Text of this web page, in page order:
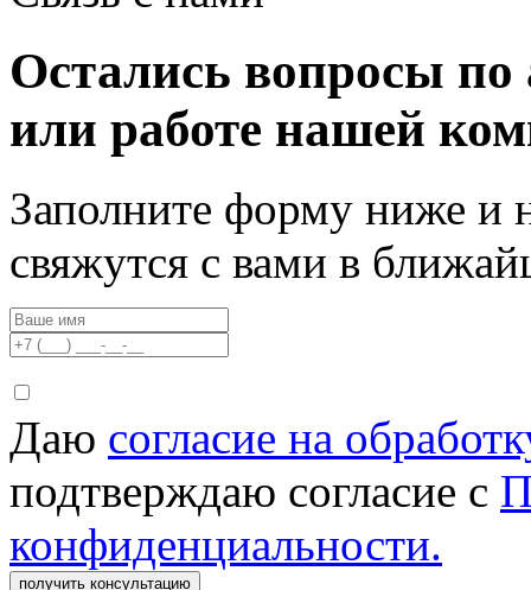
Остались вопросы по
или работе нашей
Заполните форму ниже и
свяжутся с вами в
Даю согласие на
подтверждаю согласие с
конфиденциальности.
получить консультацию